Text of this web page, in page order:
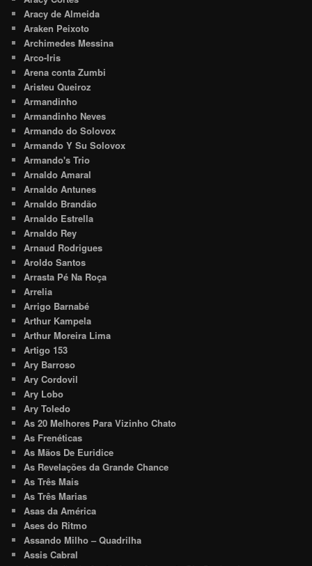
Aracy de Almeida
Araken Peixoto
Archimedes Messina
Arco-Iris
Arena conta Zumbi
Aristeu Queiroz
Armandinho
Armandinho Neves
Armando do Solovox
Armando Y Su Solovox
Armando's Trio
Arnaldo Amaral
Arnaldo Antunes
Arnaldo Brandão
Arnaldo Estrella
Arnaldo Rey
Arnaud Rodrigues
Aroldo Santos
Arrasta Pé Na Roça
Arrelia
Arrigo Barnabé
Arthur Kampela
Arthur Moreira Lima
Artigo 153
Ary Barroso
Ary Cordovil
Ary Lobo
Ary Toledo
As 20 Melhores Para Vizinho Chato
As Frenéticas
As Mãos De Euridice
As Revelações da Grande Chance
As Três Mais
As Três Marias
Asas da América
Ases do Ritmo
Assando Milho – Quadrilha
Assis Cabral